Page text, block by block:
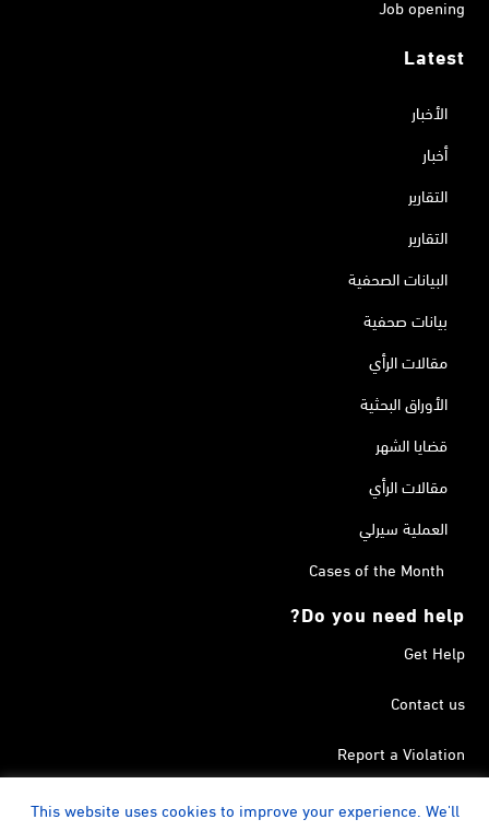
Job opening
Latest
الأخبار
أخبار
التقارير
التقارير
البيانات الصحفية
بيانات صحفية
مقالات الرأي
الأوراق البحثية
قضايا الشهر
مقالات الرأي
العملية سيرلي
Cases of the Month
Do you need help?
Get Help
Contact us
Report a Violation
Search in the Terrorism List
This website uses cookies to improve your experience. We'll